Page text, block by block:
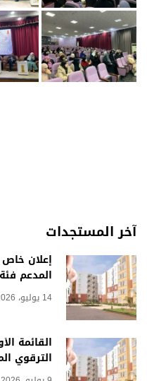
آخر المستجدات
إعلان
المدعم
14 يوليو، 2026
القائمة
الترقوي